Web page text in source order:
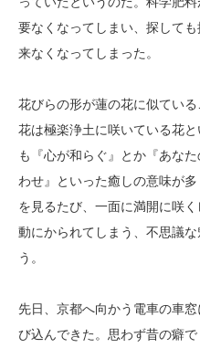
要なくなってしまい、探して
来なくなってしまった。
花びらの形が蓮の花に似てい
花は極楽浄土に咲いている花
も『心が和らぐ』とか『あな
わせ』といった癒しの意味が
を見るたび、一面に満開に咲
動にかられてしまう、不思議
う。
先日、京都へ向かう電車の車
び込んできた。思わず昔の癖